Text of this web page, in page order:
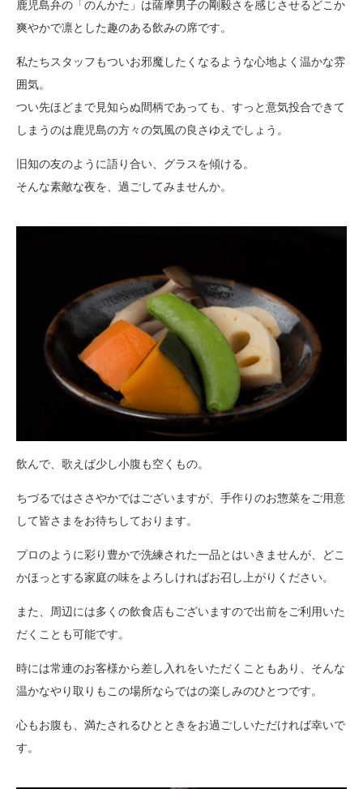
鹿児島弁の「のんかた」は薩摩男子の剛毅さを感じさせるどこか
爽やかで凛とした趣のある飲みの席です。
私たちスタッフもついお邪魔したくなるような心地よく温かな雰
囲気。
つい先ほどまで見知らぬ間柄であっても、すっと意気投合できて
しまうのは鹿児島の方々の気風の良さゆえでしょう。
旧知の友のように語り合い、グラスを傾ける。
そんな素敵な夜を、過ごしてみませんか。
飲んで、歌えば少し小腹も空くもの。
ちづるではささやかではございますが、手作りのお惣菜をご用意
して皆さまをお待ちしております。
プロのように彩り豊かで洗練された一品とはいきませんが、どこ
かほっとする家庭の味をよろしければお召し上がりください。
また、周辺には多くの飲食店もございますので出前をご利用いた
だくことも可能です。
時には常連のお客様から差し入れをいただくこともあり、そんな
温かなやり取りもこの場所ならではの楽しみのひとつです。
心もお腹も、満たされるひとときをお過ごしいただければ幸いで
す。